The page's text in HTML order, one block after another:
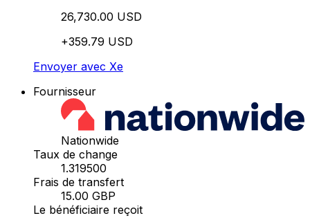
26,730.00 USD
+359.79 USD
Envoyer avec Xe
Fournisseur
Nationwide
Taux de change
1.319500
Frais de transfert
15.00 GBP
Le bénéficiaire reçoit